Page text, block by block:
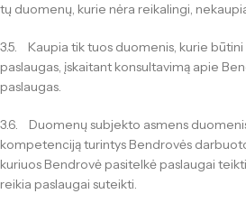
tų duomenų, kurie nėra reikalingi,
3.5. Kaupia tik tuos duomenis, kurie
paslaugas, įskaitant konsultavimą apie
paslaugas.
3.6. Duomenų subjekto asmens
kompetenciją turintys Bendrovės
kuriuos Bendrovė pasitelkė paslaugai
reikia paslaugai suteikti.